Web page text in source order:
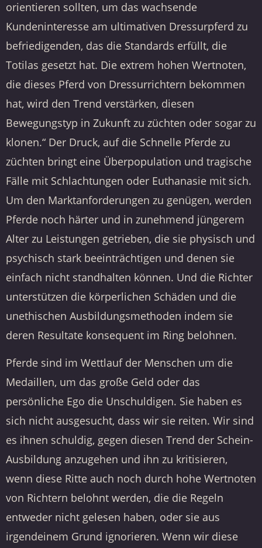
orientieren sollten, um das wachsende
Kundeninteresse am ultimativen Dressurpferd zu
befriedigenden, das die Standards erfüllt, die
Totilas gesetzt hat. Die extrem hohen Wertnoten,
die dieses Pferd von Dressurrichtern bekommen
hat, wird den Trend verstärken, diesen
Bewegungstyp in Zukunft zu züchten oder sogar zu
klonen.“ Der Druck, auf die Schnelle Pferde zu
züchten bringt eine Überpopulation und tragische
Fälle mit Schlachtungen oder Euthanasie mit sich.
Um den Marktanforderungen zu genügen, werden
Pferde noch härter und in zunehmend jüngerem
Alter zu Leistungen getrieben, die sie physisch und
psychisch stark beeinträchtigen und denen sie
einfach nicht standhalten können. Und die Richter
unterstützen die körperlichen Schäden und die
unethischen Ausbildungsmethoden indem sie
deren Resultate konsequent im Ring belohnen.
Pferde sind im Wettlauf der Menschen um die
Medaillen, um das große Geld oder das
persönliche Ego die Unschuldigen. Sie haben es
sich nicht ausgesucht, dass wir sie reiten. Wir sind
es ihnen schuldig, gegen diesen Trend der Schein-
Ausbildung anzugehen und ihn zu kritisieren,
wenn diese Ritte auch noch durch hohe Wertnoten
von Richtern belohnt werden, die die Regeln
entweder nicht gelesen haben, oder sie aus
irgendeinem Grund ignorieren. Wenn wir diese